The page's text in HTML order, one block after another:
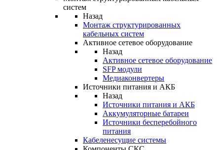
систем
Назад
Монтаж структурированных
кабельных систем
Активное сетевое оборудование
Назад
Активное сетевое оборудование
SFP модули
Медиаконвертеры
Источники питания и АКБ
Назад
Источники питания и АКБ
Аккумуляторные батареи
Источники бесперебойного
питания
Кабеленесущие системы